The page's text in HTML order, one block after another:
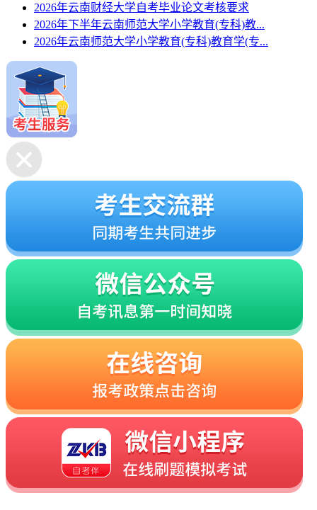
2026年云南财经大学自考毕业论文考核要求
2026年下半年云南师范大学小学教育(专科)教...
2026年云南师范大学小学教育(专科)教育学(专...